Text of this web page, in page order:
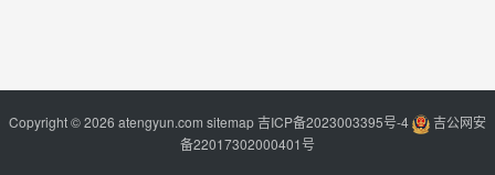
Copyright © 2026 atengyun.com sitemap吉ICP备2023003395号-4
吉公网安
备22017302000401号